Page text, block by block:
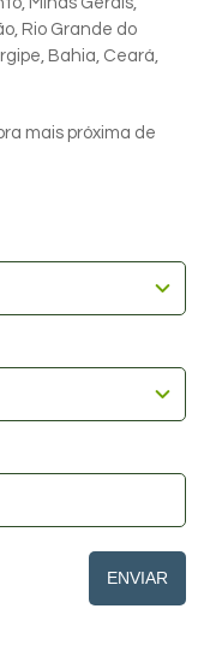
Rio Grande do
Bahia, Ceará,
mais próxima de
ENVIAR